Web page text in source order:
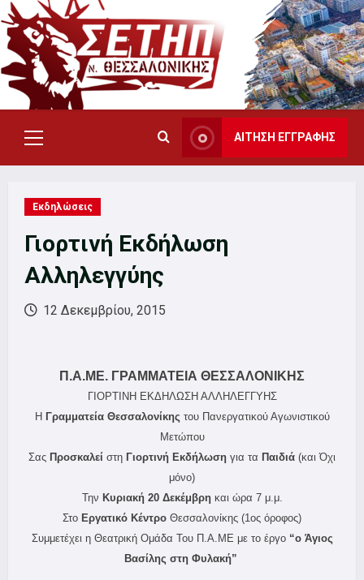
Skip
to
content
Primary
Menu
ΑΙΤΗΣΗ ΕΓΓΡΑΦΗΣ
Εκδηλώσεις
Γιορτινή Εκδήλωση
Αλληλεγγύης
12 Δεκεμβρίου, 2015
Π.Α.ΜΕ. ΓΡΑΜΜΑΤΕΙΑ ΘΕΣΣΑΛΟΝΙΚΗΣ
ΓΙΟΡΤΙΝΗ ΕΚΔΗΛΩΣΗ ΑΛΛΗΛΕΓΓΥΗΣ
Η Γραμματεία Θεσσαλονίκης του Πανεργατικού Αγωνιστικού
Μετώπου
Σας Προσκαλεί στη Γιορτινή Εκδήλωση για τα Παιδιά (και Όχι
μόνο)
Την Κυριακή 20 Δεκέμβρηκαι ώρα 7 μ.μ.
Στο Εργατικό Κέντρο Θεσσαλονίκης (1ος όροφος)
Συμμετέχει η Θεατρική Ομάδα Του Π.Α.ΜΕ με το έργο“ο Άγιος
Βασίλης στη Φυλακή”